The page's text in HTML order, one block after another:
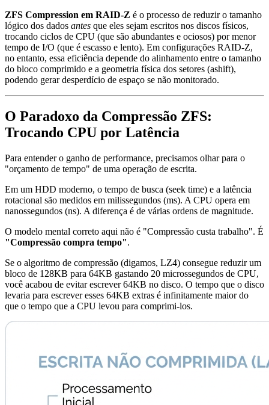
ZFS Compression em RAID-Z é o processo de reduzir o tamanho
lógico dos dados antes que eles sejam escritos nos discos físicos,
trocando ciclos de CPU (que são abundantes e ociosos) por menor
tempo de I/O (que é escasso e lento). Em configurações RAID-Z,
no entanto, essa eficiência depende do alinhamento entre o tamanho
do bloco comprimido e a geometria física dos setores (ashift),
podendo gerar desperdício de espaço se não monitorado.
O Paradoxo da Compressão ZFS:
Trocando CPU por Latência
Para entender o ganho de performance, precisamos olhar para o
"orçamento de tempo" de uma operação de escrita.
Em um HDD moderno, o tempo de busca (seek time) e a latência
rotacional são medidos em milissegundos (ms). A CPU opera em
nanossegundos (ns). A diferença é de várias ordens de magnitude.
O modelo mental correto aqui não é "Compressão custa trabalho". É
"Compressão compra tempo".
Se o algoritmo de compressão (digamos, LZ4) consegue reduzir um
bloco de 128KB para 64KB gastando 20 microssegundos de CPU,
você acabou de evitar escrever 64KB no disco. O tempo que o disco
levaria para escrever esses 64KB extras é infinitamente maior do
que o tempo que a CPU levou para comprimi-los.